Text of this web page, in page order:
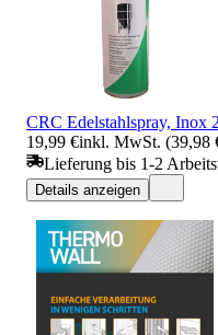
CRC Edelstahlspray, Inox
19,99 €inkl. MwSt. (39,98
Lieferung bis 1-2
Details anzeigen